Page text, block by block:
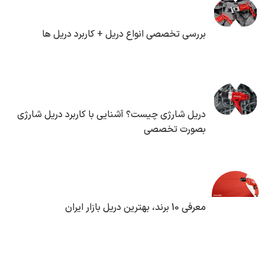
بررسی تخصصی انواع دریل + کاربرد دریل ها
دریل شارژی چیست؟ آشنایی با کاربرد دریل شارژی
بصورت تخصصی
معرفی 10 برند، بهترین دریل بازار ایران